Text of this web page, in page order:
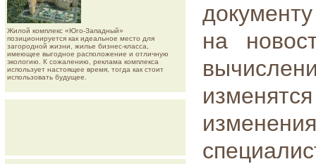
Жилой комплекс «Юго-Западный»
позиционируется как идеальное место для
загородной жизни, жилье бизнес-класса,
имеющее выгодное расположение и отличную
экологию. К сожалению, реклама комплекса
использует настоящее время, тогда как стоит
использовать будущее.
на